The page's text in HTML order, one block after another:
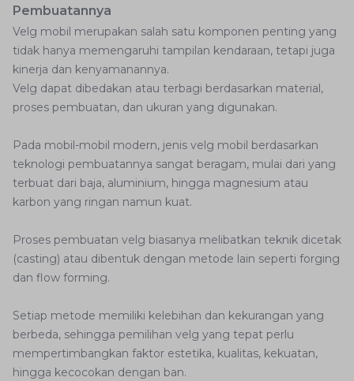
Pembuatannya
Velg mobil merupakan salah satu komponen penting yang
tidak hanya memengaruhi tampilan kendaraan, tetapi juga
kinerja dan kenyamanannya.
Velg dapat dibedakan atau terbagi berdasarkan material,
proses pembuatan, dan ukuran yang digunakan.
Pada mobil-mobil modern, jenis velg mobil berdasarkan
teknologi pembuatannya sangat beragam, mulai dari yang
terbuat dari baja, aluminium, hingga magnesium atau
karbon yang ringan namun kuat.
Proses pembuatan velg biasanya melibatkan teknik dicetak
(casting) atau dibentuk dengan metode lain seperti forging
dan flow forming.
Setiap metode memiliki kelebihan dan kekurangan yang
berbeda, sehingga pemilihan velg yang tepat perlu
mempertimbangkan faktor estetika, kualitas, kekuatan,
hingga kecocokan dengan ban.